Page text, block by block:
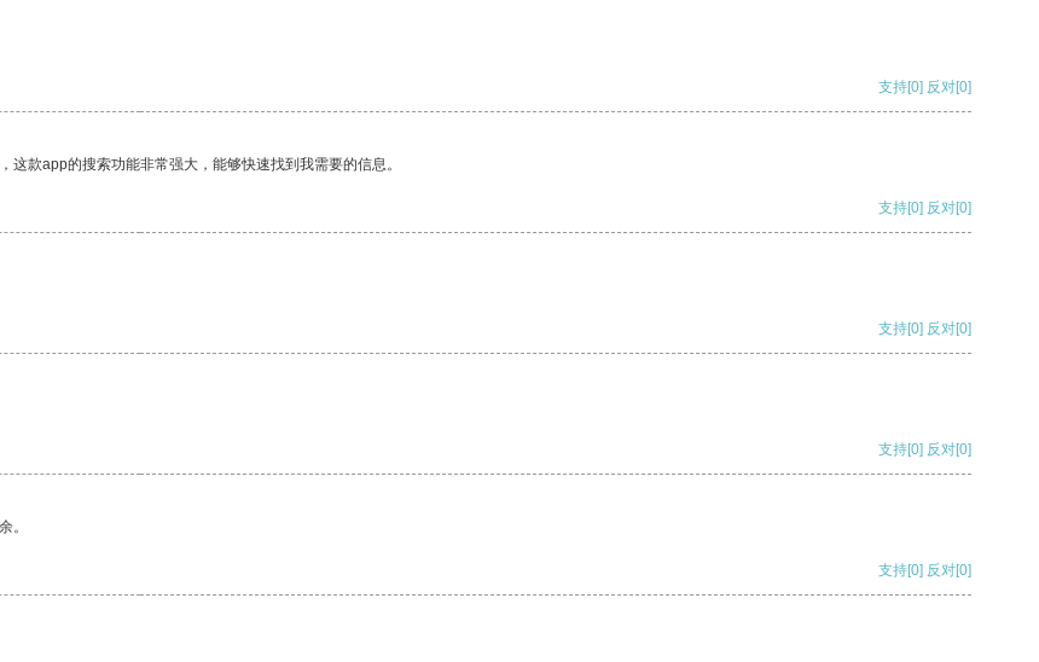
支持[0] 反对[0]
款app的搜索功能非常强大，能够快速找到我需要的信息。
支持[0] 反对[0]
支持[0] 反对[0]
支持[0] 反对[0]
。
支持[0] 反对[0]